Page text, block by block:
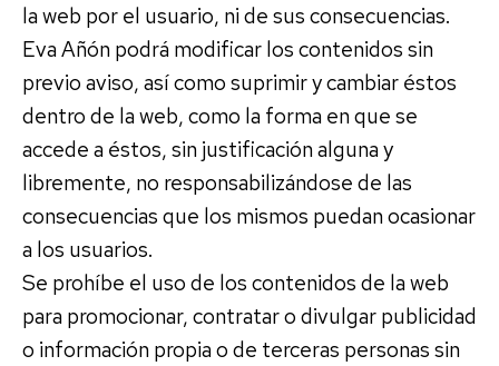
la web por el usuario, ni de sus consecuencias.
Eva Añón podrá modificar los contenidos sin
previo aviso, así como suprimir y cambiar éstos
dentro de la web, como la forma en que se
accede a éstos, sin justificación alguna y
libremente, no responsabilizándose de las
consecuencias que los mismos puedan ocasionar
a los usuarios.
Se prohíbe el uso de los contenidos de la web
para promocionar, contratar o divulgar publicidad
o información propia o de terceras personas sin